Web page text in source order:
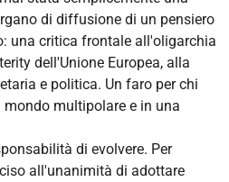
di diffusione di un pensiero
una critica frontale all'oligarchia
dell'Unione Europea, alla
e politica. Un faro per chi
multipolare e in una
di evolvere. Per
all'unanimità di adottare